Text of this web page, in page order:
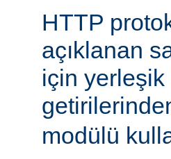
HTTP
açıklanan
için
modülü